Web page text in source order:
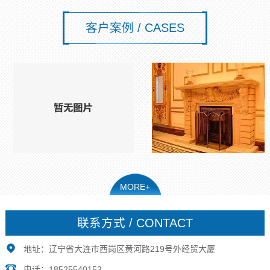
客户案例 / CASES
MORE+
联系方式 / CONTACT
地址：辽宁省大连市西岗区黄河路219号外经贸大厦